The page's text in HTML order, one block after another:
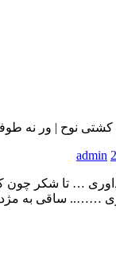
نوح | ور نه
admin
… تا شکر
…….. ساقی به